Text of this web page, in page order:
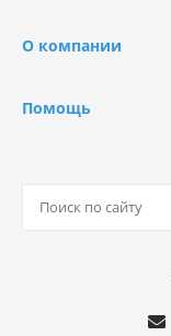
О компании
Помощь